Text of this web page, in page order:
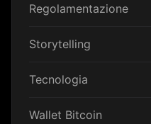
Regolamentazione
Storytelling
Tecnologia
Wallet Bitcoin